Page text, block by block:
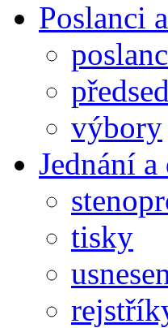
Poslanci
výbory
Jednání
tisky